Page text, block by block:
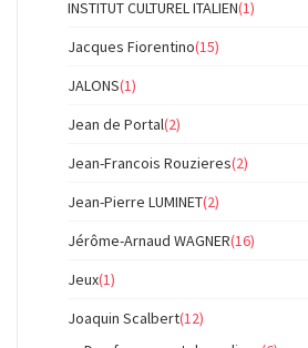
INSTITUT CULTUREL ITALIEN(1)
Jacques Fiorentino(15)
JALONS(1)
Jean de Portal(2)
Jean-Francois Rouzieres(2)
Jean-Pierre LUMINET(2)
Jérôme-Arnaud WAGNER(16)
Jeux(1)
Joaquin Scalbert(12)